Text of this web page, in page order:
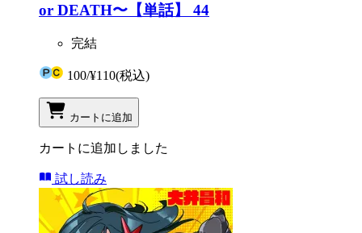
or DEATH〜【単話】 44
完結
100/¥110(税込)
カートに追加
カートに追加しました
試し読み